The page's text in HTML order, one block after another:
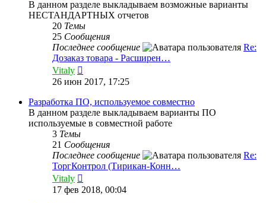
В данном разделе выкладываем возможные варианты
НЕСТАНДАРТНЫХ отчетов
20 Темы
25 Сообщения
Последнее сообщение
Re:
Дозаказ товара - Расширен…
Vitaly
к
последнему
сообщению
26 июн 2017, 17:25
Разработка ПО, используемое совместно
В данном разделе выкладываем варианты ПО
используемые в совместной работе
3 Темы
21 Сообщения
Последнее сообщение
Re:
ТоргКонтрол (Тирикан-Конн…
Vitaly
к
последнему
17 фев 2018, 00:04